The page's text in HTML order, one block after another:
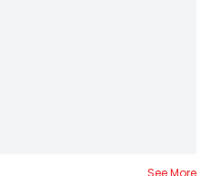
See More